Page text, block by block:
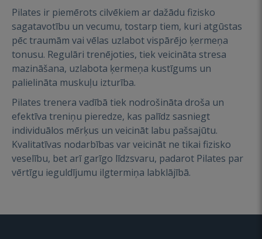
Pilates ir piemērots cilvēkiem ar dažādu fizisko
sagatavotību un vecumu, tostarp tiem, kuri atgūstas
pēc traumām vai vēlas uzlabot vispārējo ķermeņa
tonusu. Regulāri trenējoties, tiek veicināta stresa
mazināšana, uzlabota ķermeņa kustīgums un
palielināta muskuļu izturība.
Pilates trenera vadībā tiek nodrošināta droša un
efektīva treniņu pieredze, kas palīdz sasniegt
individuālos mērķus un veicināt labu pašsajūtu.
Kvalitatīvas nodarbības var veicināt ne tikai fizisko
veselību, bet arī garīgo līdzsvaru, padarot Pilates par
vērtīgu ieguldījumu ilgtermiņa labklājībā.